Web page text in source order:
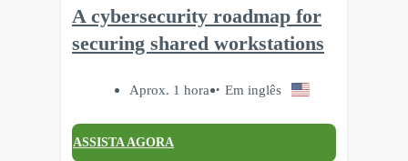
A cybersecurity roadmap for
securing shared workstations
Aprox. 1 hora Em inglês
ASSISTA AGORA